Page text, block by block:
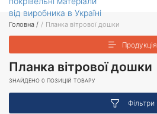
Головна / / Планка вітрової дошки
Продукція
Планка вітрової дошки
ЗНАЙДЕНО 0 ПОЗИЦІЙ ТОВАРУ
Фільтри